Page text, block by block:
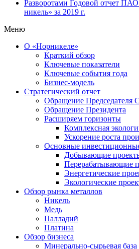
Разворотами Годовой отчет
никель» за 2019 г.
Меню
О «Норникеле»
Краткий обзор
Ключевые показатели
Ключевые события года
Бизнес-модель
Стратегический отчет
Обращение Председателя
Обращение Президента
Расширяем горизонты
Комплексная
Ускорение роста
Основные
Добывающие
Перерабатывающие
Энергетические
Экологические
Обзор рынка металлов
Никель
Медь
Палладий
Платина
Обзор бизнеса
Минерально-сырьевая база